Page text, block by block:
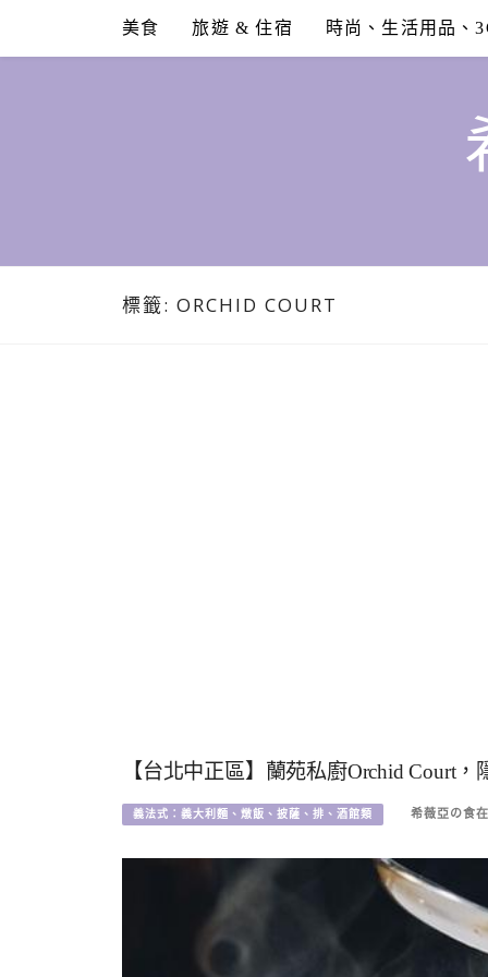
content
美食 旅遊 & 住宿 時尚、生活用品、
標籤: ORCHID COURT
【台北中正區】蘭苑私廚Orchid Court
義法式：義大利麵、燉飯、披薩、排、酒館類 希薇亞の食